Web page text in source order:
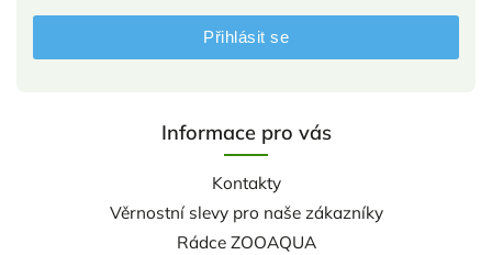
Informace pro vás
Kontakty
Věrnostní slevy pro naše zákazníky
Rádce ZOOAQUA
Přihlásit se